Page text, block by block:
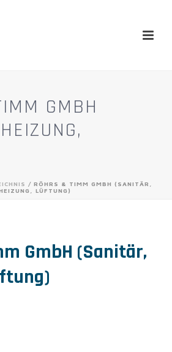
GMBH
/ RÖHRS & TIMM GMBH (SANITÄR,
LÜFTUNG)
GmbH (Sanitär,